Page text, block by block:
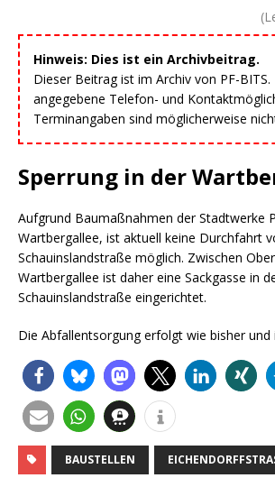
Hinweis: Dies ist ein Archivbeitrag.
Dieser Beitrag ist im Archiv von PF-BITS.
angegebene Telefon- und
Terminangaben sind möglicherweise
Sperrung in der
Aufgrund Baumaßnahmen der Stadtwerke
Wartbergallee, ist aktuell keine Durchfahrt
Schauinslandstraße möglich. Zwischen
Wartbergallee ist daher eine Sackgasse in
Schauinslandstraße eingerichtet.
Die Abfallentsorgung erfolgt wie bisher und
BAUSTELLEN